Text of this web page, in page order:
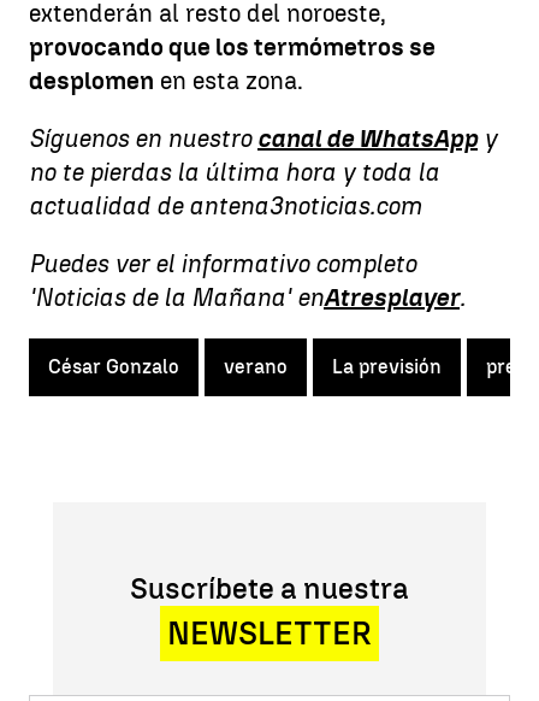
extenderán al resto del noroeste,
provocando que los termómetros se
desplomen en esta zona.
Síguenos en nuestro canal de WhatsAppy
no te pierdas la última hora y toda la
actualidad de antena3noticias.com
Puedes ver el informativo completo
'Noticias de la Mañana' enAtresplayer.
César Gonzalo verano La previsión
Suscríbete a nuestra
NEWSLETTER